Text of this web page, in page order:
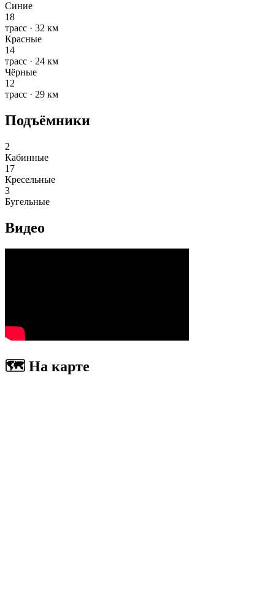
Синие
18
трасс · 32 км
Красные
14
трасс · 24 км
Чёрные
12
трасс · 29 км
Подъёмники
2
Кабинные
17
Кресельные
3
Бугельные
Видео
🗺 На карте